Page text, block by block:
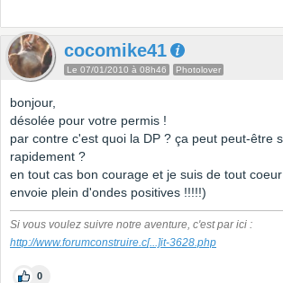
cocomike41
Le 07/01/2010 à 08h46 Photolover
bonjour,
désolée pour votre permis !
par contre c'est quoi la DP ? ça peut peut-être
rapidement ?
en tout cas bon courage et je suis de tout
envoie plein d'ondes positives !!!!!)
Si vous voulez suivre notre aventure, c'est par ici :
http://www.forumconstruire.c[...]it-3628.php
0